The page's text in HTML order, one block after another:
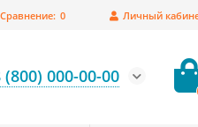
Личный
Сравнение: 0
(800) 000-00-00